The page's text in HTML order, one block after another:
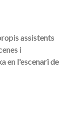
assistents
i
en l'escenari de